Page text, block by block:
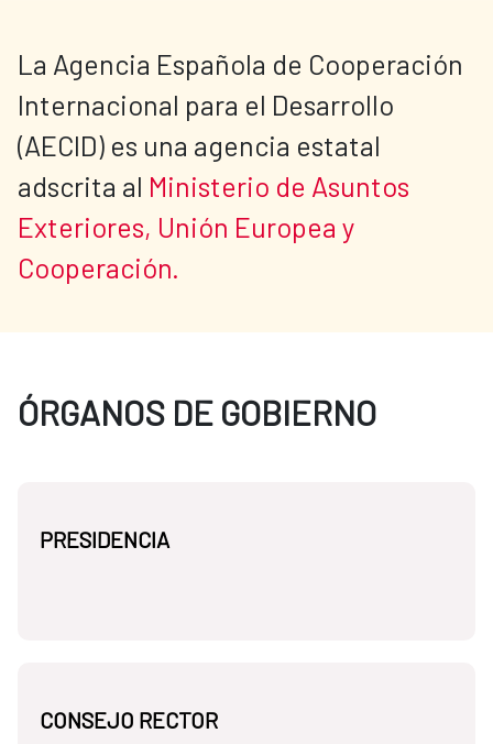
La Agencia Española de Cooperación
Internacional para el Desarrollo
(AECID) es una agencia estatal
adscrita al Ministerio de Asuntos
Exteriores, Unión Europea y
Cooperación.
ÓRGANOS DE GOBIERNO
PRESIDENCIA
CONSEJO RECTOR